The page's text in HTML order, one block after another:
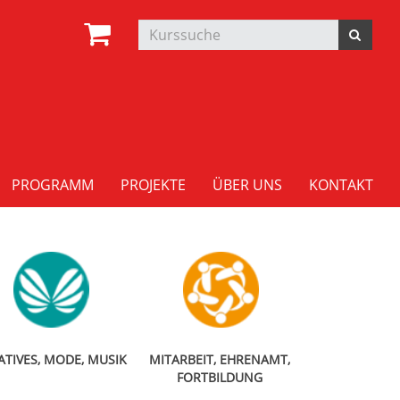
PROGRAMM PROJEKTE ÜBER UNS KONTAKT
MODE, MUSIK
MITARBEIT, EHRENAMT,
FORTBILDUNG